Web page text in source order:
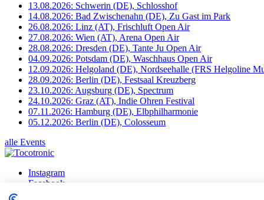
13.08.2026: Schwerin (DE), Schlosshof
14.08.2026: Bad Zwischenahn (DE), Zu Gast im Park
26.08.2026: Linz (AT), Frischluft Open Air
27.08.2026: Wien (AT), Arena Open Air
28.08.2026: Dresden (DE), Tante Ju Open Air
04.09.2026: Potsdam (DE), Waschhaus Open Air
12.09.2026: Helgoland (DE), Nordseehalle (FRS Helgoline
28.09.2026: Berlin (DE), Festsaal Kreuzberg
23.10.2026: Augsburg (DE), Spectrum
24.10.2026: Graz (AT), Indie Ohren Festival
07.11.2026: Hamburg (DE), Elbphilharmonie
05.12.2026: Berlin (DE), Colosseum
alle Events
Instagram
Facebook